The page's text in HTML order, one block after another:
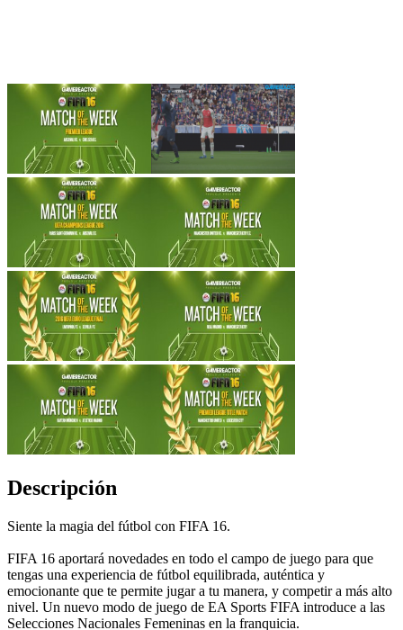
Descripción
Siente la magia del fútbol con FIFA 16.
FIFA 16 aportará novedades en todo el campo de juego para que
tengas una experiencia de fútbol equilibrada, auténtica y
emocionante que te permite jugar a tu manera, y competir a más alto
nivel. Un nuevo modo de juego de EA Sports FIFA introduce a las
Selecciones Nacionales Femeninas en la franquicia.